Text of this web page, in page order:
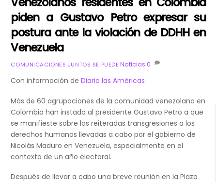
piden a Gustavo Petro expresar su
postura ante la violación de DDHH en
Venezuela
COMUNICACIONES JUNTOS SE PUEDE Noticias 0
Con información deDiario las Américas
Más de 60 agrupaciones de la comunidad venezolana en
Colombia han instado al presidente Gustavo Petro a que
se manifieste sobre las reiteradas transgresiones a los
derechos humanos llevadas a cabo por el gobierno de
Nicolás Maduro en Venezuela, especialmente en el
contexto de un año electoral.
Después de llevar a cabo una breve reunión en la Plaza